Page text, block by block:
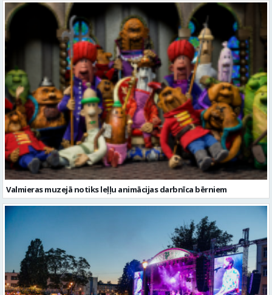
Valmieras muzejā notiks leļļu animācijas darbnīca bērniem